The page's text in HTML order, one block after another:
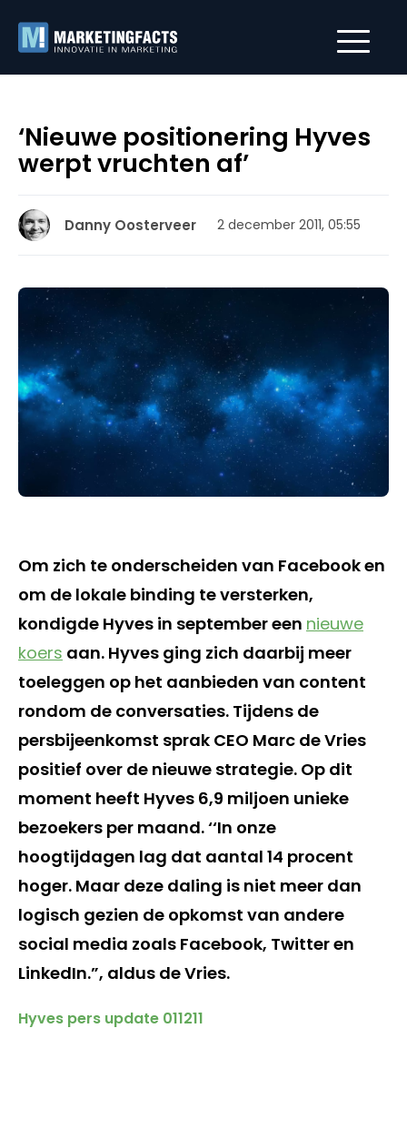
‘Nieuwe positionering Hyves
werpt vruchten af’
Danny Oosterveer 2 december 2011, 05:55
Om zich te onderscheiden van Facebook en
om de lokale binding te versterken,
kondigde Hyves in september een nieuwe
koers aan. Hyves ging zich daarbij meer
toeleggen op het aanbieden van content
rondom de conversaties. Tijdens de
persbijeenkomst sprak CEO Marc de Vries
positief over de nieuwe strategie. Op dit
moment heeft Hyves 6,9 miljoen unieke
bezoekers per maand. ‘‘In onze
hoogtijdagen lag dat aantal 14 procent
hoger. Maar deze daling is niet meer dan
logisch gezien de opkomst van andere
social media zoals Facebook, Twitter en
LinkedIn.”, aldus de Vries.
Hyves pers update 011211